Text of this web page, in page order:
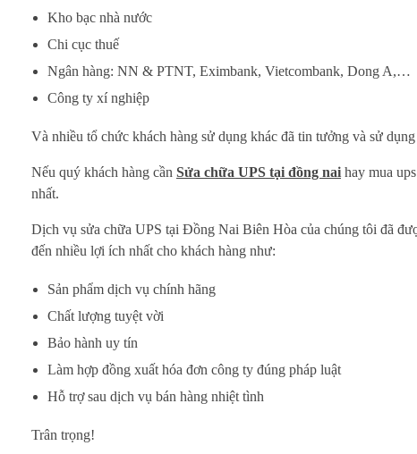
Kho bạc nhà nước
Chi cục thuế
Ngân hàng: NN & PTNT, Eximbank, Vietcombank, Dong A,…
Công ty xí nghiệp
Và nhiều tổ chức khách hàng sử dụng khác đã tin tưởng và sử
Nếu quý khách hàng cần Sửa chữa UPS tại đồng nai hay mua
nhất.
Dịch vụ sửa chữa UPS tại Đồng Nai Biên Hòa của chúng tôi đã
đến nhiều lợi ích nhất cho khách hàng như:
Sản phẩm dịch vụ chính hãng
Chất lượng tuyệt vời
Bảo hành uy tín
Làm hợp đồng xuất hóa đơn công ty đúng pháp luật
Hỗ trợ sau dịch vụ bán hàng nhiệt tình
Trân trọng!